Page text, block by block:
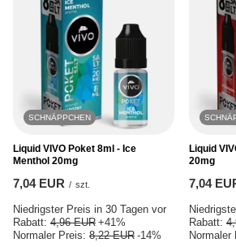
SCHNÄPPCHEN
Liquid VIVO Poket 8ml - Ice
Menthol 20mg
7,04 EUR / szt.
Niedrigster Preis in 30 Tagen vor
Rabatt: 4,96 EUR +41%
Normaler Preis: 8,22 EUR -14%
Liquid
20mg
7,04
Rabatt:
Normaler